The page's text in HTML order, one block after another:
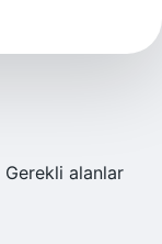
Gerekli alanlar